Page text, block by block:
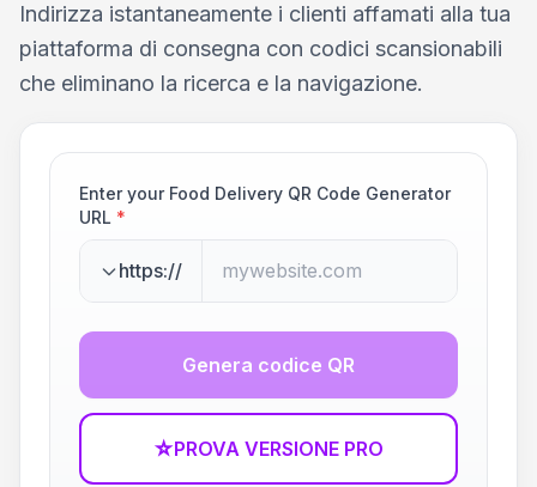
Indirizza istantaneamente i clienti affamati alla tua
piattaforma di consegna con codici scansionabili
che eliminano la ricerca e la navigazione.
Enter your Food Delivery QR Code Generator
URL *
https://
Genera codice QR
☆PROVA VERSIONE PRO